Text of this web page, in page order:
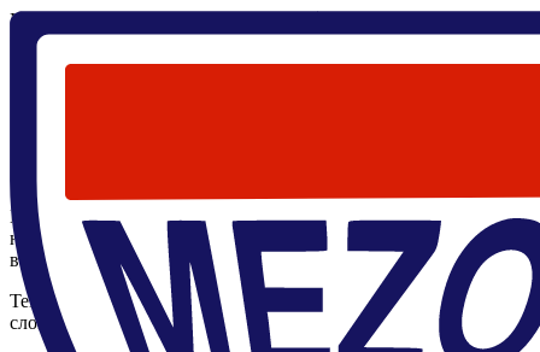
Главная
горячих электронах на основе тонкого слоистого
сверхпроводника диселенида ниобия
В четверг 18 июня в 12:00 в 226.5 ЛК состоится семинар ЦМН
на котором в рамках предзащиты кандидатской диссертации
выступит аспирант НИУ ВШЭ Шеин Кирилл.
Тема: Болометр на горячих электронах на основе тонкого
слоистого сверхпроводника диселенида ниобия